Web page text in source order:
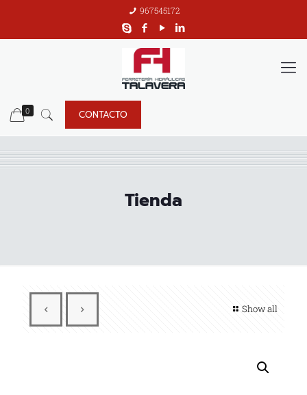
967545172
0 CONTACTO
Tienda
Show all